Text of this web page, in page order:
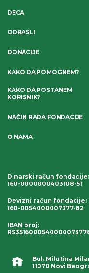
Bul. Milutina
11070 Novi
DECA
ODRASLI
DONACIJE
KAKO DA POMOGNEM?
KAKO DA POSTANEM
KORISNIK?
NAČIN RADA FONDACIJE
O NAMA
Dinarski račun fondacije:
160-0000000403108-51
Devizni račun fondacije:
160-0054000007377-82
IBAN broj: